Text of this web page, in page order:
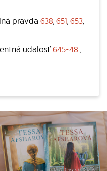
pravda 638 651 653
udalosť645-48